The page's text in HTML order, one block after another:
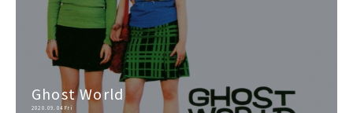
Ghost World
2020.09.04 Fri